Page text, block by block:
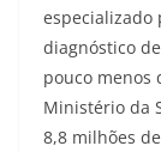
especializado
diagnóstico
pouco menos
Ministério da
8,8 milhões